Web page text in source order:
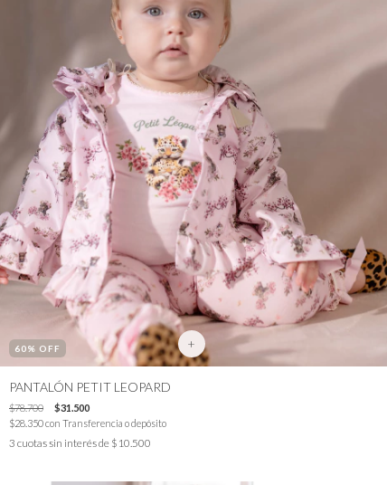
60% OFF +
PANTALÓN PETIT LEOPARD
$78.700
$31.500
$28.350con Transferencia o depósito
3 cuotas sin interés de $10.500